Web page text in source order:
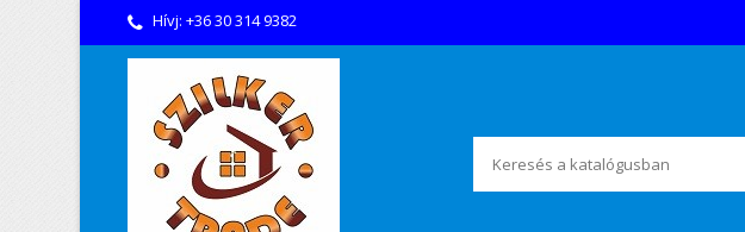
Hívj:+36 30 314 9382